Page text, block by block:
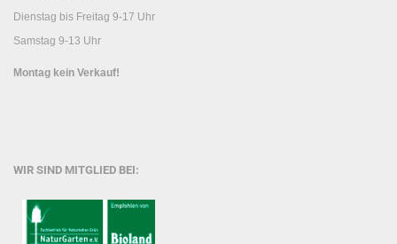
Dienstag bis Freitag 9-17 Uhr
Samstag 9-13 Uhr
Montag kein Verkauf!
WIR SIND MITGLIED BEI: